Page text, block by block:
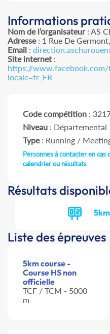
Informations
Nom de l’organisateur: AS
Adresse: 1 Rue De
Email :
Site internet :
https://www.facebook.com/
locale=fr_FR
Code compétition :
Niveau : Départemental
Type: Running /
Personnes à contacter en
calendrier ou résultats
Résultats
Liste des épreuves
5km course -
Course HS non
officielle
TCF / TCM - 5000
m